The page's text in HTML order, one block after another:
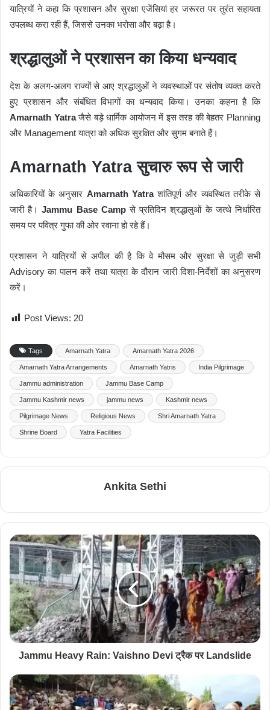
यात्रियों ने कहा कि प्रशासन और सुरक्षा एजेंसियां हर जरूरत पर तुरंत सहायता
उपलब्ध करा रही हैं, जिससे उनका भरोसा और बढ़ा है।
श्रद्धालुओं ने प्रशासन का किया धन्यवाद
देश के अलग-अलग राज्यों से आए श्रद्धालुओं ने व्यवस्थाओं पर संतोष व्यक्त करते
हुए प्रशासन और संबंधित विभागों का धन्यवाद किया। उनका कहना है कि
Amarnath Yatraजैसे बड़े धार्मिक आयोजन में इस तरह की बेहतर Planning
और Management यात्रा को अधिक सुरक्षित और सुगम बनाते हैं।
Amarnath Yatra सुचारु रूप से जारी
अधिकारियों के अनुसार Amarnath Yatraशांतिपूर्ण और व्यवस्थित तरीके से
जारी है।Jammu Base Campसे प्रतिदिन श्रद्धालुओं के जत्थे निर्धारित
समय पर पवित्र गुफा की ओर रवाना हो रहे हैं।
प्रशासन ने यात्रियों से अपील की है कि वे मौसम और सुरक्षा से जुड़ी सभी
Advisory का पालन करें तथा यात्रा के दौरान जारी दिशा-निर्देशों का अनुसरण
करें।
Post Views: 20
Tags Amarnath Yatra Amarnath Yatra 2026
Amarnath Yatra Arrangements Amarnath Yatris India Pilgrimage
Jammu administration Jammu Base Camp
Jammu Kashmir news jammu news Kashmir news
Pilgrimage News Religious News Shri Amarnath Yatra
Shrine Board Yatra Facilities
Ankita Sethi
Jammu Heavy Rain: Vaishno Devi ट्रैक पर Landslide